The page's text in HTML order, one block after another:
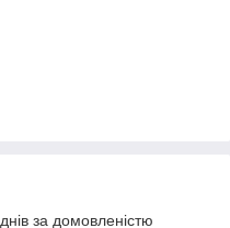
за домовленістю